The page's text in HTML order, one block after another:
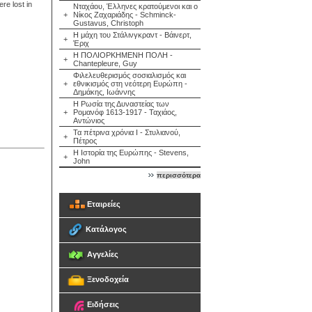
lost in
+
Νταχάου, Έλληνες κρατούμενοι και ο
Νίκος Ζαχαριάδης - Schminck-
Gustavus, Christoph
+
Η μάχη του Στάλινγκραντ - Βάινερτ,
Έριχ
+
Η ΠΟΛΙΟΡΚΗΜΕΝΗ ΠΟΛΗ -
Chantepleure, Guy
+
Φιλελευθερισμός σοσιαλισμός και
εθνικισμός στη νεότερη Ευρώπη -
Δημάκης, Ιωάννης
+
Η Ρωσία της Δυναστείας των
Ρομανόφ 1613-1917 - Ταχιάος,
Αντώνιος
+
Τα πέτρινα χρόνια Ι - Στυλιανού,
Πέτρος
+
Η Ιστορία της Ευρώπης - Stevens,
John
περισσότερα
Εταιρείες
Κατάλογος
Αγγελίες
Ξενοδοχεία
Ειδήσεις